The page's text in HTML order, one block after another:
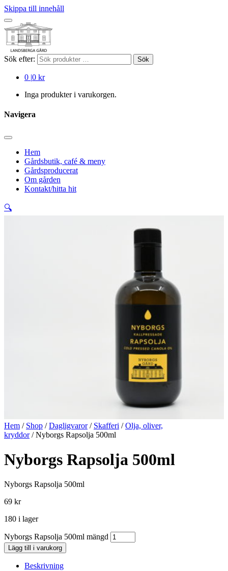
Skippa till innehåll
Sök efter: Sök
0 |0 kr
Inga produkter i varukorgen.
Navigera
Hem
Gårdsbutik, café & meny
Gårdsproducerat
Om gården
Kontakt/hitta hit
🔍
Hem / Shop /Dagligvaror/ Skafferi /Olja, oliver,
kryddor/ Nyborgs Rapsolja 500ml
Nyborgs Rapsolja 500ml
Nyborgs Rapsolja 500ml
69 kr
180 i lager
Nyborgs Rapsolja 500ml mängd
Lägg till i varukorg
Beskrivning